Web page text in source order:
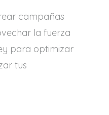
campañas
la fuerza
para optimizar
tus